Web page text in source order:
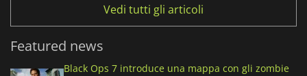
Vedi tutti gli articoli
Featured news
Black Ops 7 introduce una mappa con gli zombie